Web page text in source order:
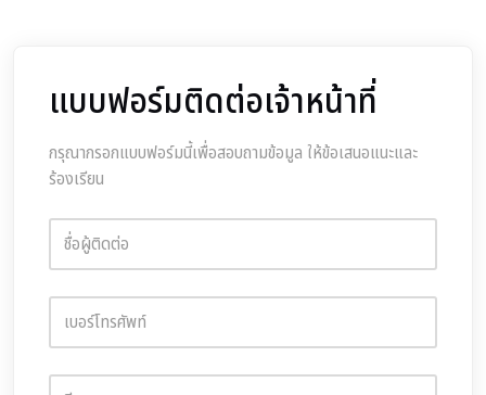
แบบฟอร์มติดต่อเจ้าหน้าที่
กรุณากรอกแบบฟอร์มนี้เพื่อสอบถามข้อมูล ให้ข้อเสนอแนะและ
ร้องเรียน